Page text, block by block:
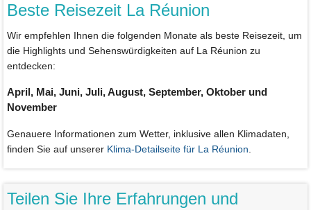
Beste Reisezeit La Réunion
Wir empfehlen Ihnen die folgenden Monate als beste Reisezeit, um
die Highlights und Sehenswürdigkeiten auf La Réunion zu
entdecken:
April, Mai, Juni, Juli, August, September, Oktober und
November
Genauere Informationen zum Wetter, inklusive allen Klimadaten,
finden Sie auf unserer Klima-Detailseite für La Réunion.
Teilen Sie Ihre Erfahrungen und